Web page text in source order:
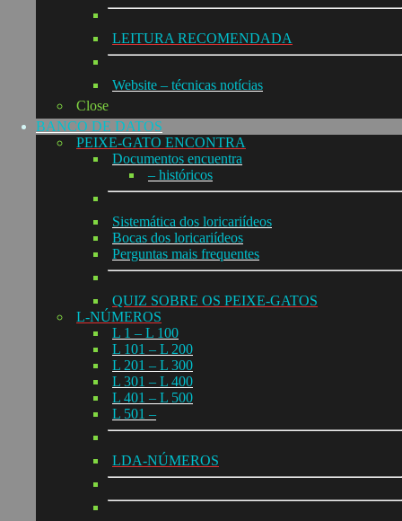
LEITURA RECOMENDADA
Website – técnicas notícias
Close
BANCO DE DATOS
PEIXE-GATO ENCONTRA
Documentos encuentra
– históricos
Sistemática dos loricariídeos
Bocas dos loricariídeos
Perguntas mais frequentes
QUIZ SOBRE OS PEIXE-GATOS
L-NÚMEROS
L 1 – L 100
L 101 – L 200
L 201 – L 300
L 301 – L 400
L 401 – L 500
L 501 –
LDA-NÚMEROS